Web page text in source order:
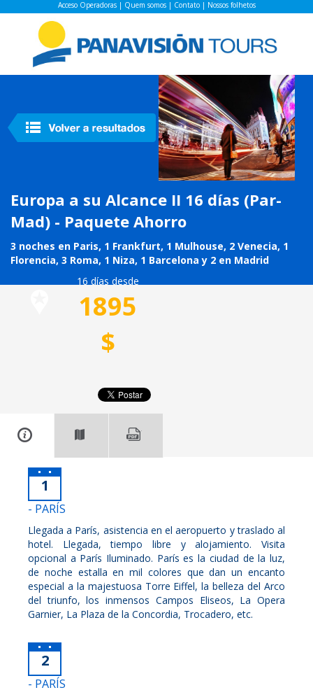
Acceso Operadoras| Quem somos| Contato| Nossos folhetos
Europa a su Alcance II 16 días (Par-
Mad) - Paquete Ahorro
3 noches en Paris, 1 Frankfurt, 1 Mulhouse, 2 Venecia, 1
Florencia, 3 Roma, 1 Niza, 1 Barcelona y 2 en Madrid
16 días desde
1895
$
1
- PARÍS
Llegada a París, asistencia en el aeropuerto y traslado al
hotel. Llegada, tiempo libre y alojamiento. Visita
opcional a París Iluminado. París es la ciudad de la luz,
de noche estalla en mil colores que dan un encanto
especial a la majestuosa Torre Eiffel, la belleza del Arco
del triunfo, los inmensos Campos Eliseos, La Opera
Garnier, La Plaza de la Concordia, Trocadero, etc.
2
- PARÍS